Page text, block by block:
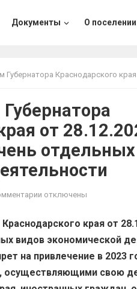
Документы О поселении
края от 28.12.2022 №1005 утвержден Перечень
от
отключены
края от
видов экономической
на привлечение в 2023
осуществляющими свою